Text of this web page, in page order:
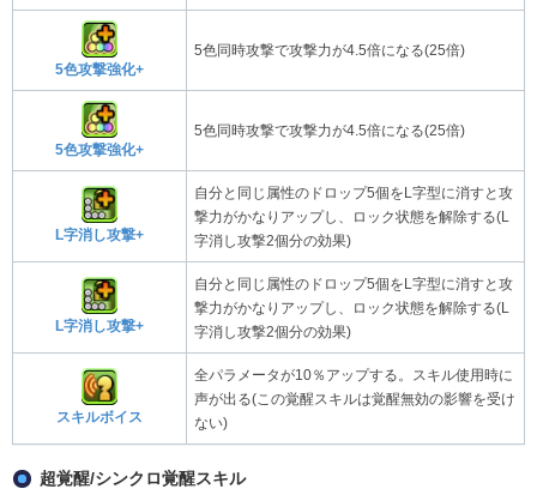
5色攻撃強化+
5色同時攻撃で攻撃力が4.5倍になる(25倍)
5色攻撃強化+
5色同時攻撃で攻撃力が4.5倍になる(25倍)
L字消し攻撃+
自分と同じ属性のドロップ5個をL字型に消すと攻
撃力がかなりアップし、ロック状態を解除する(L
字消し攻撃2個分の効果)
L字消し攻撃+
自分と同じ属性のドロップ5個をL字型に消すと攻
撃力がかなりアップし、ロック状態を解除する(L
字消し攻撃2個分の効果)
スキルボイス
全パラメータが10％アップする。スキル使用時に
声が出る(この覚醒スキルは覚醒無効の影響を受け
ない)
超覚醒/シンクロ覚醒スキル